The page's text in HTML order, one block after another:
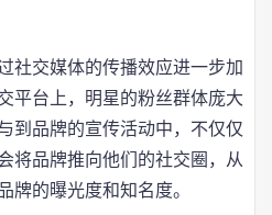
社交媒体的传播效应进一步加
平台上，明星的粉丝群体庞大
到品牌的宣传活动中，不仅仅
将品牌推向他们的社交圈，从
牌的曝光度和知名度。